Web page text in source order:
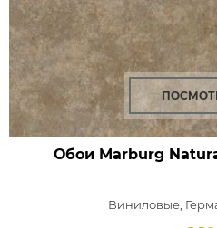
Обои Marburg
Виниловые,